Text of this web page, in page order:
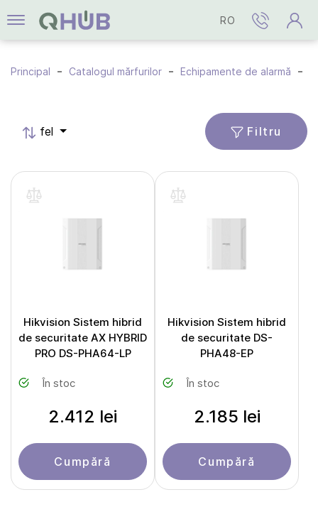
RO
Principal Catalogul mărfurilor Echipamente de alarmă
fel Filtru
Hikvision Sistem hibrid
de securitate AX HYBRID
PRO DS-PHA64-LP
În stoc
2.412 lei
Cumpără
Hikvision Sistem hibrid
de securitate DS-
PHA48-EP
În stoc
2.185 lei
Cumpără